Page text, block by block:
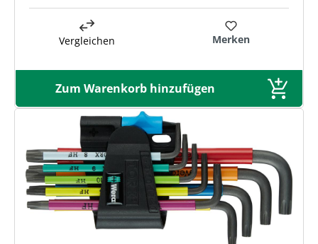
Vergleichen Merken
Zum Warenkorb hinzufügen